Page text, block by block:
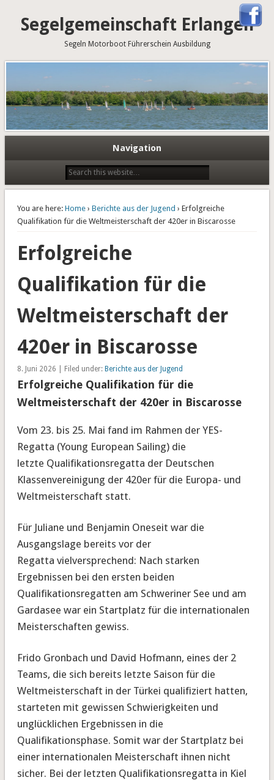
Segelgemeinschaft Erlangen
Segeln Motorboot Führerschein Ausbildung
Navigation
You are here: Home› Berichte aus der Jugend › Erfolgreiche
Qualifikation für die Weltmeisterschaft der 420er in Biscarosse
Erfolgreiche
Qualifikation für die
Weltmeisterschaft der
420er in Biscarosse
8. Juni 2026 | Filed under: Berichte aus der Jugend
Erfolgreiche Qualifikation für die
Weltmeisterschaft der 420er in Biscarosse
Vom 23. bis 25. Mai fand im Rahmen der YES-
Regatta (Young European Sailing) die
letzte Qualifikationsregatta der Deutschen
Klassenvereinigung der 420er für die Europa- und
Weltmeisterschaft statt.
Für Juliane und Benjamin Oneseit war die
Ausgangslage bereits vor der
Regatta vielversprechend: Nach starken
Ergebnissen bei den ersten beiden
Qualifikationsregatten am Schweriner See und am
Gardasee war ein Startplatz für die internationalen
Meisterschaften gewiss.
Frido Gronbach und David Hofmann, eines der 2
Teams, die sich bereits letzte Saison für die
Weltmeisterschaft in der Türkei qualifiziert hatten,
starteten mit gewissen Schwierigkeiten und
unglücklichen Ergebnissen in die
Qualifikationsphase. Somit war der Startplatz bei
einer internationalen Meisterschaft ihnen nicht
sicher. Bei der letzten Qualifikationsregatta in Kiel